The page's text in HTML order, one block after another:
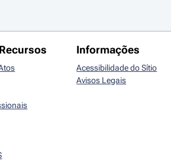
Informações
Acessibilidade do Sítio
Avisos Legais